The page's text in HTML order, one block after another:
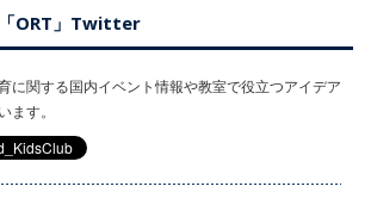
「ORT」Twitter
に関する国内イベント情報や教室で役立つアイデア
ます。